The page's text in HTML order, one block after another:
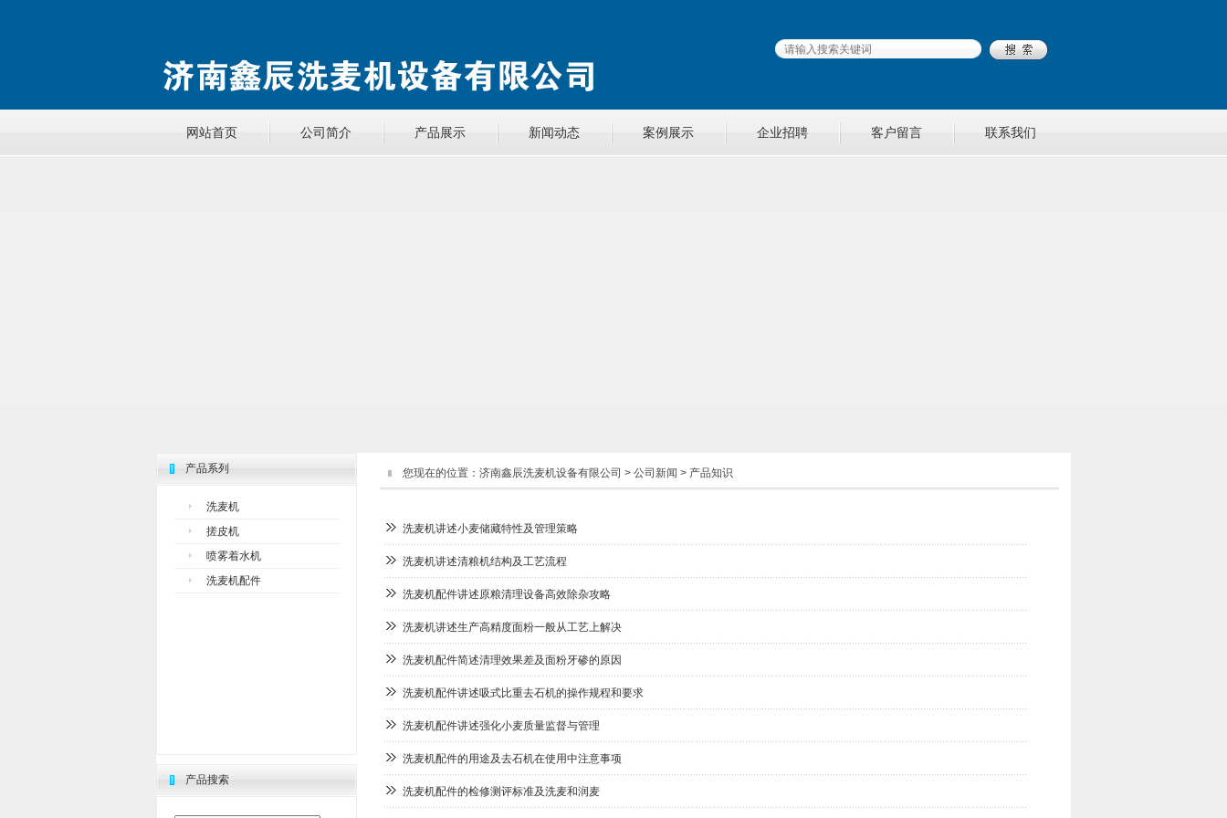
网站首页 公司简介 产品展示 新闻动态 案例展示 企业招聘 客户留言 联系我们
产品系列
洗麦机
搓皮机
喷雾着水机
洗麦机配件
洗麦机讲述小麦储藏特性及管理策略
洗麦机讲述清粮机结构及工艺流程
洗麦机配件讲述原粮清理设备高效除杂攻略
洗麦机讲述生产高精度面粉一般从工艺上解决
洗麦机配件简述清理效果差及面粉牙碜的原因
洗麦机配件讲述吸式比重去石机的操作规程和要求
洗麦机配件讲述强化小麦质量监督与管理
洗麦机配件的用途及去石机在使用中注意事项
洗麦机配件的检修测评标准及洗麦和润麦
产品搜索
您现在的位置： 济南鑫辰洗麦机设备有限公司 > 公司新闻 > 产品知识